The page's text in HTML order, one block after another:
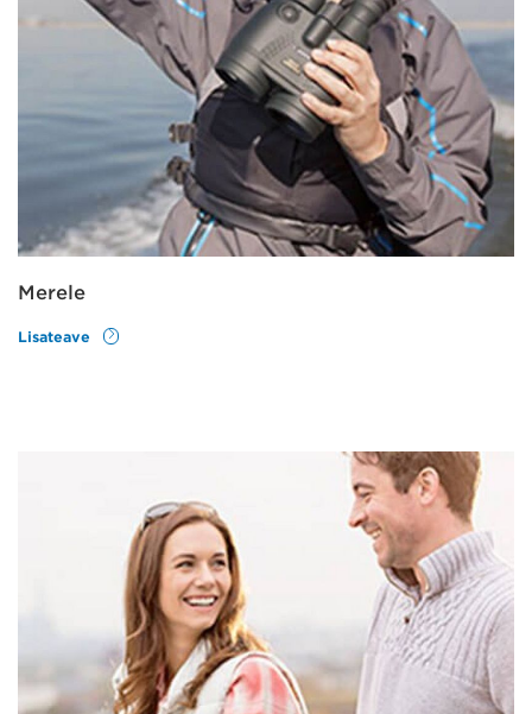
Merele
Lisateave